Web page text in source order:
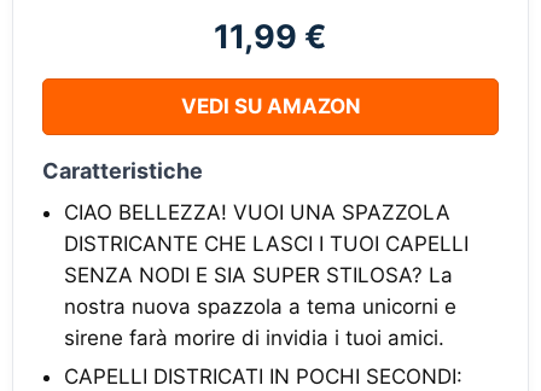
11,99 €
VEDI SU AMAZON
Caratteristiche
CIAO BELLEZZA! VUOI UNA SPAZZOLA
DISTRICANTE CHE LASCI I TUOI CAPELLI
SENZA NODI E SIA SUPER STILOSA? La
nostra nuova spazzola a tema unicorni e
sirene farà morire di invidia i tuoi amici.
CAPELLI DISTRICATI IN POCHI SECONDI: